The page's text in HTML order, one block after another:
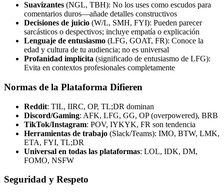
Suavizantes (NGL, TBH): No los uses como escudos para
comentarios duros—añade detalles constructivos
Decisiones de juicio (W/L, SMH, FYI): Pueden parecer
sarcásticos o despectivos; incluye empatía o explicación
Lenguaje de entusiasmo (LFG, GOAT, FR): Conoce la
edad y cultura de tu audiencia; no es universal
Profanidad implícita (significado de entusiasmo de LFG):
Evita en contextos profesionales completamente
Normas de la Plataforma Difieren
Reddit: TIL, IIRC, OP, TL;DR dominan
Discord/Gaming: AFK, LFG, GG, OP (overpowered), BRB
TikTok/Instagram: POV, IYKYK, FR son tendencia
Herramientas de trabajo (Slack/Teams): IMO, BTW, LMK,
ETA, FYI, TL;DR
Universal en todas las plataformas: LOL, IDK, DM,
FOMO, NSFW
Seguridad y Respeto